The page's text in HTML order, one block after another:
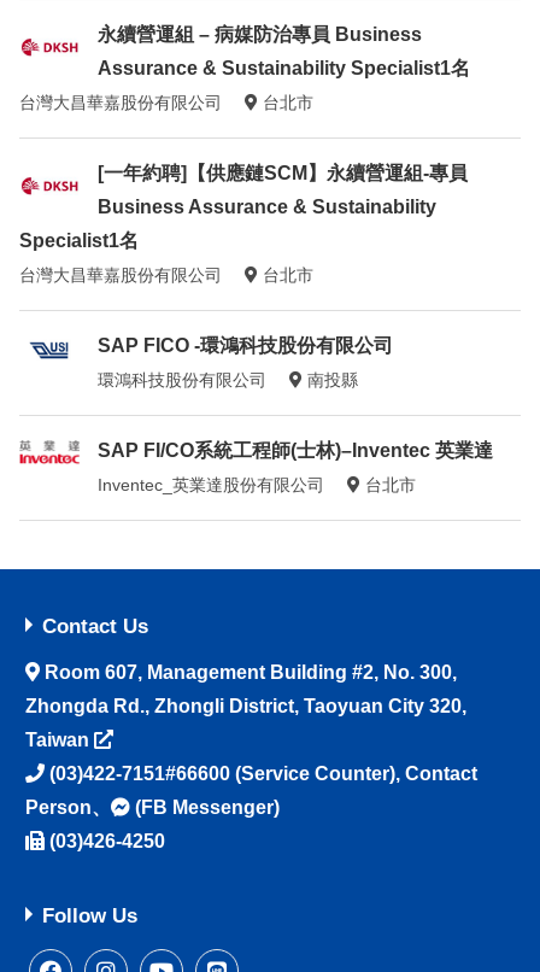
永續營運組 – 病媒防治專員 Business
Assurance & Sustainability Specialist1名
台灣大昌華嘉股份有限公司 台北市
[一年約聘]【供應鏈SCM】永續營運組-專員
Business Assurance & Sustainability
Specialist1名
台灣大昌華嘉股份有限公司 台北市
SAP FICO -環鴻科技股份有限公司
環鴻科技股份有限公司 南投縣
SAP FI/CO系統工程師(士林)–Inventec 英業達
Inventec_英業達股份有限公司 台北市
Contact Us
Room 607, Management Building #2, No. 300,
Zhongda Rd., Zhongli District, Taoyuan City 320,
Taiwan
(03)422-7151#66600 (Service Counter),Contact
Person、
(FB Messenger)
(03)426-4250
Follow Us